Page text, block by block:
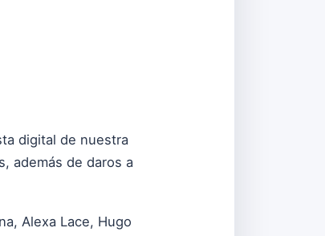
digital de nuestra
además de daros a
Alexa Lace, Hugo